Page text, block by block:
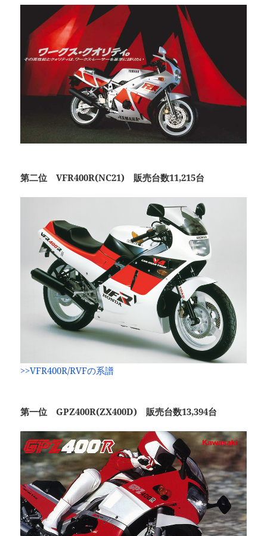
第二位 VFR400R(NC21) 販売台数11,215台
>>VFR400R/RVFの系譜
第一位 GPZ400R(ZX400D) 販売台数13,394台